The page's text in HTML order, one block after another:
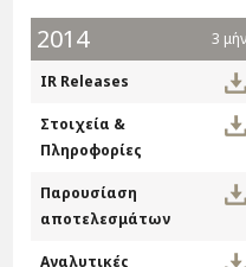
2014 3
IR Releases
Στοιχεία &
Πληροφορίες
Παρουσίαση
αποτελεσμάτων
Αναλυτικές